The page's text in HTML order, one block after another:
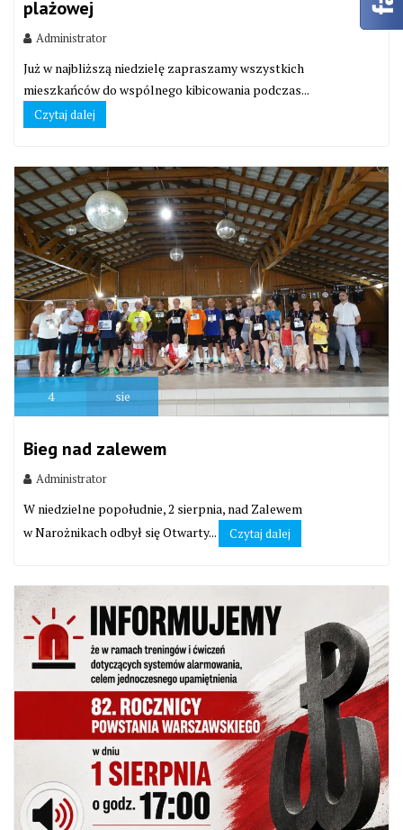
plażowej
Administrator
Już w najbliższą niedzielę zapraszamy wszystkich
mieszkańców do wspólnego kibicowania podczas...
Czytaj dalej
4 sie
Bieg nad zalewem
Administrator
W niedzielne popołudnie, 2 sierpnia, nad Zalewem
w Narożnikach odbył się Otwarty...
Czytaj dalej